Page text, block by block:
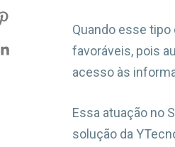
Quando esse tipo
favoráveis, pois
acesso às
Essa atuação no
solução da